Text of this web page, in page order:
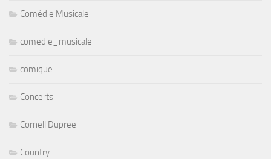
Comédie Musicale
comedie_musicale
comique
Concerts
Cornell Dupree
Country